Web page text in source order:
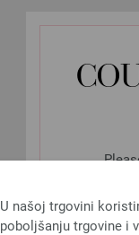
U našoj trgovini
poboljšanju trgovine i